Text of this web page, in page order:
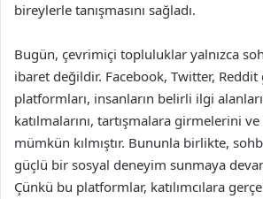
bireylerle tanışmasını sağladı.
Bugün, çevrimiçi topluluklar yalnızca
ibaret değildir. Facebook, Twitter,
platformları, insanların belirli ilgi
katılmalarını, tartışmalara girmelerini
mümkün kılmıştır. Bununla birlikte,
güçlü bir sosyal deneyim sunmaya
Çünkü bu platformlar, katılımcılara